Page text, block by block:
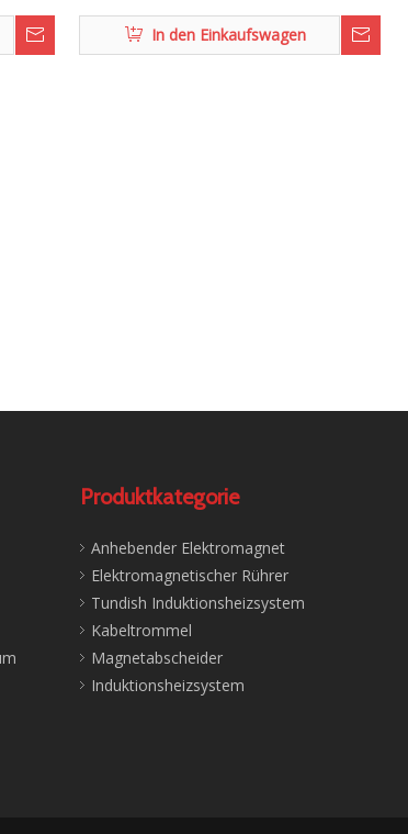
In den Einkaufswagen
Produktkategorie
Anhebender Elektromagnet
Elektromagnetischer Rührer
Tundish Induktionsheizsystem
Kabeltrommel
Magnetabscheider
Induktionsheizsystem